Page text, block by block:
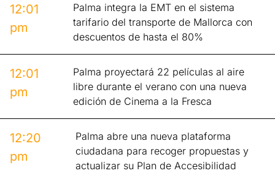
12:01
pm
Palma integra la EMT en el sistema
tarifario del transporte de Mallorca con
descuentos de hasta el 80%
12:01
pm
Palma proyectará 22 películas al aire
libre durante el verano con una nueva
edición de Cinema a la Fresca
12:20
pm
Palma abre una nueva plataforma
ciudadana para recoger propuestas y
actualizar su Plan de Accesibilidad